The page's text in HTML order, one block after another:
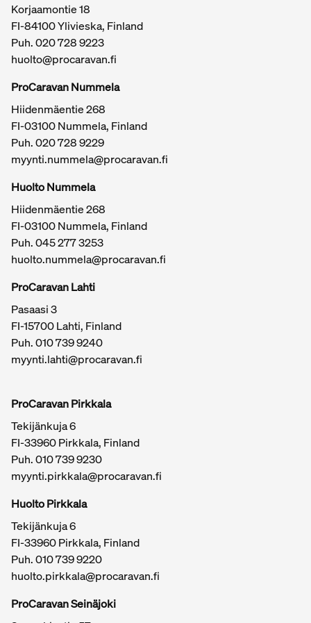
Tärkeitä linkkejä / sivukartta
Korjaamontie 18
FI-84100 Ylivieska, Finland
Puh.020 728 9223
huolto@procaravan.fi
ProCaravan Nummela
Hiidenmäentie 268
FI-03100 Nummela, Finland
Puh.020 728 9229
myynti.nummela@procaravan.fi
Huolto Nummela
Hiidenmäentie 268
FI-03100 Nummela, Finland
Puh. 045 277 3253
huolto.nummela@procaravan.fi
ProCaravan Lahti
Pasaasi 3
FI-15700 Lahti, Finland
Puh.010 739 9240
myynti.lahti@procaravan.fi
ProCaravan Pirkkala
Tekijänkuja 6
FI-33960 Pirkkala, Finland
Puh.010 739 9230
myynti.pirkkala@procaravan.fi
Huolto Pirkkala
Tekijänkuja 6
FI-33960 Pirkkala, Finland
Puh.010 739 9220
huolto.pirkkala@procaravan.fi
ProCaravan Seinäjoki